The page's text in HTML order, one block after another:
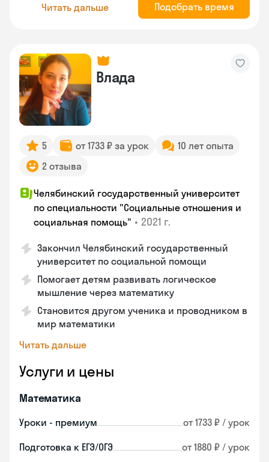
Читать дальше Подобрать время
Влада
5 от 1733 ₽ за урок
10 лет опыта
2 отзыва
Челябинский государственный университет
по специальности "Социальные отношения и
социальная помощь" • 2021 г.
Закончил Челябинский государственный
университет по социальной помощи
Помогает детям развивать логическое
мышление через математику
Становится другом ученика и проводником в
мир математики
Читать дальше
Услуги и цены
Математика
Уроки - премиум от 1733 ₽ / урок
Подготовка к ЕГЭ/ОГЭ от 1880 ₽ / урок